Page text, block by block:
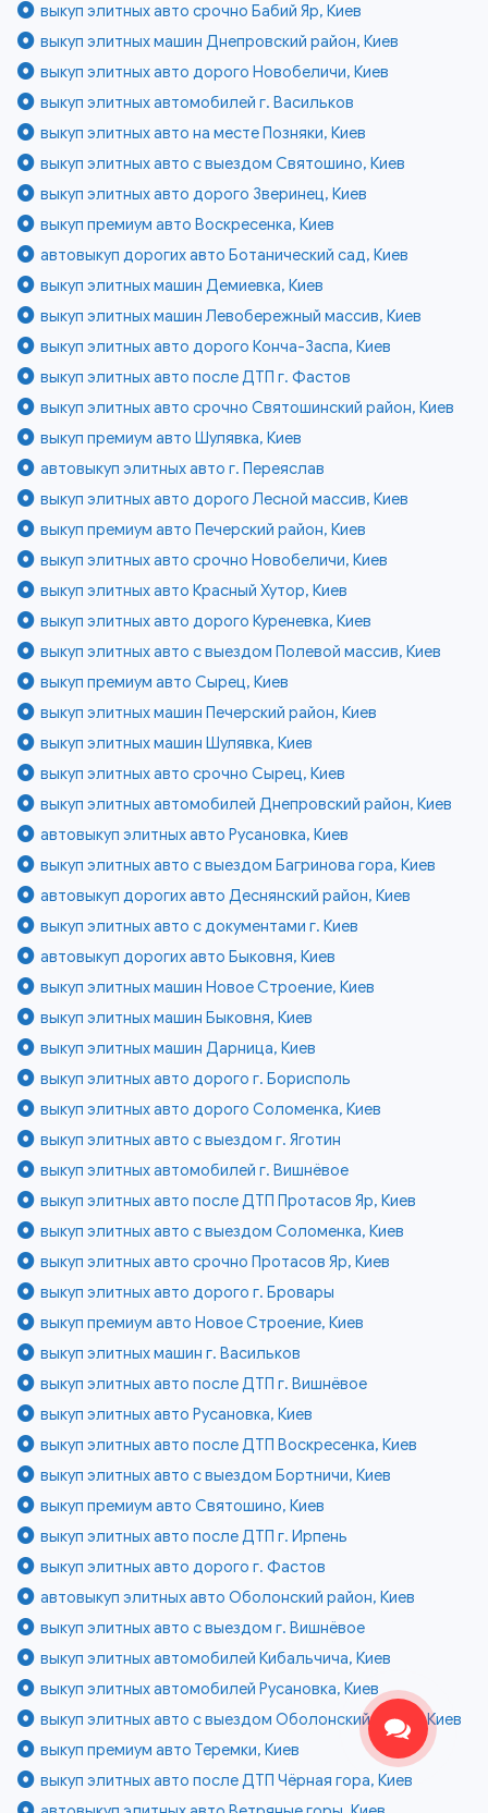
выкуп элитных авто срочно Бабий Яр, Киев
выкуп элитных машин Днепровский район, Киев
выкуп элитных авто дорого Новобеличи, Киев
выкуп элитных автомобилей г. Васильков
выкуп элитных авто на месте Позняки, Киев
выкуп элитных авто с выездом Святошино, Киев
выкуп элитных авто дорого Зверинец, Киев
выкуп премиум авто Воскресенка, Киев
автовыкуп дорогих авто Ботанический сад, Киев
выкуп элитных машин Демиевка, Киев
выкуп элитных машин Левобережный массив, Киев
выкуп элитных авто дорого Конча-Заспа, Киев
выкуп элитных авто после ДТП г. Фастов
выкуп элитных авто срочно Святошинский район, Киев
выкуп премиум авто Шулявка, Киев
автовыкуп элитных авто г. Переяслав
выкуп элитных авто дорого Лесной массив, Киев
выкуп премиум авто Печерский район, Киев
выкуп элитных авто срочно Новобеличи, Киев
выкуп элитных авто Красный Хутор, Киев
выкуп элитных авто дорого Куреневка, Киев
выкуп элитных авто с выездом Полевой массив, Киев
выкуп премиум авто Сырец, Киев
выкуп элитных машин Печерский район, Киев
выкуп элитных машин Шулявка, Киев
выкуп элитных авто срочно Сырец, Киев
выкуп элитных автомобилей Днепровский район, Киев
автовыкуп элитных авто Русановка, Киев
выкуп элитных авто с выездом Багринова гора, Киев
автовыкуп дорогих авто Деснянский район, Киев
выкуп элитных авто с документами г. Киев
автовыкуп дорогих авто Быковня, Киев
выкуп элитных машин Новое Строение, Киев
выкуп элитных машин Быковня, Киев
выкуп элитных машин Дарница, Киев
выкуп элитных авто дорого г. Борисполь
выкуп элитных авто дорого Соломенка, Киев
выкуп элитных авто с выездом г. Яготин
выкуп элитных автомобилей г. Вишнёвое
выкуп элитных авто после ДТП Протасов Яр, Киев
выкуп элитных авто с выездом Соломенка, Киев
выкуп элитных авто срочно Протасов Яр, Киев
выкуп элитных авто дорого г. Бровары
выкуп премиум авто Новое Строение, Киев
выкуп элитных машин г. Васильков
выкуп элитных авто после ДТП г. Вишнёвое
выкуп элитных авто Русановка, Киев
выкуп элитных авто после ДТП Воскресенка, Киев
выкуп элитных авто с выездом Бортничи, Киев
выкуп премиум авто Святошино, Киев
выкуп элитных авто после ДТП г. Ирпень
выкуп элитных авто дорого г. Фастов
автовыкуп элитных авто Оболонский район, Киев
выкуп элитных авто с выездом г. Вишнёвое
выкуп элитных автомобилей Кибальчича, Киев
выкуп элитных автомобилей Русановка, Киев
выкуп элитных авто с выездом Оболонский район, Киев
выкуп премиум авто Теремки, Киев
выкуп элитных авто после ДТП Чёрная гора, Киев